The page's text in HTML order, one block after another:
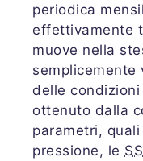
periodica
effettivamente
muove nella
semplicemente
delle
ottenuto dalla
parametri,
pressione, le